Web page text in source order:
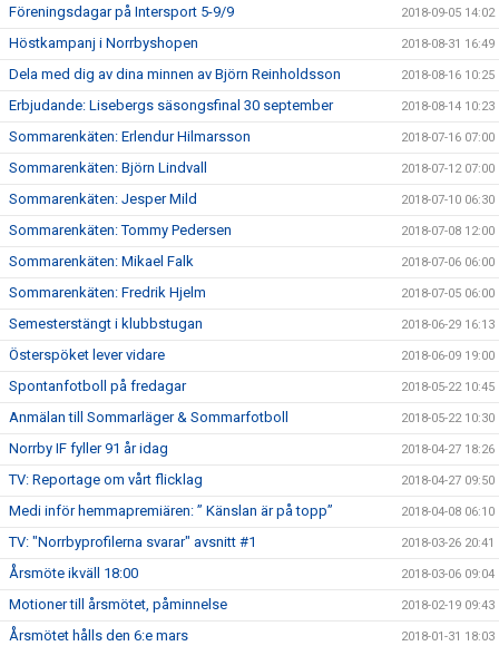
Föreningsdagar på Intersport 5-9/9 2018-09-05 14:02
Höstkampanj i Norrbyshopen 2018-08-31 16:49
Dela med dig av dina minnen av Björn Reinholdsson 2018-08-16 10:25
Erbjudande: Lisebergs säsongsfinal 30 september 2018-08-14 10:23
Sommarenkäten: Erlendur Hilmarsson 2018-07-16 07:00
Sommarenkäten: Björn Lindvall 2018-07-12 07:00
Sommarenkäten: Jesper Mild 2018-07-10 06:30
Sommarenkäten: Tommy Pedersen 2018-07-08 12:00
Sommarenkäten: Mikael Falk 2018-07-06 06:00
Sommarenkäten: Fredrik Hjelm 2018-07-05 06:00
Semesterstängt i klubbstugan 2018-06-29 16:13
Österspöket lever vidare 2018-06-09 19:00
Spontanfotboll på fredagar 2018-05-22 10:45
Anmälan till Sommarläger & Sommarfotboll 2018-05-22 10:30
Norrby IF fyller 91 år idag 2018-04-27 18:26
TV: Reportage om vårt flicklag 2018-04-27 09:50
Medi inför hemmapremiären: ” Känslan är på topp” 2018-04-08 06:10
TV: "Norrbyprofilerna svarar" avsnitt #1 2018-03-26 20:41
Årsmöte ikväll 18:00 2018-03-06 09:04
Motioner till årsmötet, påminnelse 2018-02-19 09:43
Årsmötet hålls den 6:e mars 2018-01-31 18:03